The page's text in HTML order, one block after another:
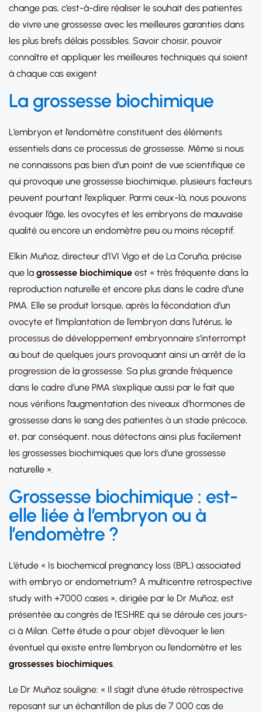
change pas, c’est-à-dire réaliser le souhait des patientes
de vivre une grossesse avec les meilleures garanties dans
les plus brefs délais possibles. Savoir choisir, pouvoir
connaître et appliquer les meilleures techniques qui soient
à chaque cas exigent
La grossesse biochimique
L’embryon et l’endomètre constituent des éléments
essentiels dans ce processus de grossesse. Même si nous
ne connaissons pas bien d’un point de vue scientifique ce
qui provoque une grossesse biochimique, plusieurs facteurs
peuvent pourtant l’expliquer. Parmi ceux-là, nous pouvons
évoquer l’âge, les ovocytes et les embryons de mauvaise
qualité ou encore un endomètre peu ou moins réceptif.
Elkin Muñoz, directeur d’IVI Vigo et de La Coruña, précise
que la grossesse biochimique est « très fréquente dans la
reproduction naturelle et encore plus dans le cadre d’une
PMA. Elle se produit lorsque, après la fécondation d’un
ovocyte et l’implantation de l’embryon dans l’utérus, le
processus de développement embryonnaire s’interrompt
au bout de quelques jours provoquant ainsi un arrêt de la
progression de la grossesse. Sa plus grande fréquence
dans le cadre d’une PMA s’explique aussi par le fait que
nous vérifions l’augmentation des niveaux d’hormones de
grossesse dans le sang des patientes à un stade précoce,
et, par conséquent, nous détectons ainsi plus facilement
les grossesses biochimiques que lors d’une grossesse
naturelle ».
Grossesse biochimique : est-
elle liée à l’embryon ou à
l’endomètre ?
L’étude « Is biochemical pregnancy loss (BPL) associated
with embryo or endometrium? A multicentre retrospective
study with +7000 cases », dirigée par le Dr Muñoz, est
présentée au congrès de l’ESHRE qui se déroule ces jours-
ci à Milan. Cette étude a pour objet d’évoquer le lien
éventuel qui existe entre l’embryon ou l’endomètre et les
grossesses biochimiques.
Le Dr Muñoz souligne: « Il s’agit d’une étude rétrospective
reposant sur un échantillon de plus de 7 000 cas de